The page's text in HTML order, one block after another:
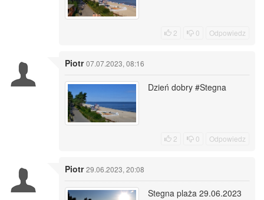
2 0 Odpowiedz
Piotr 07.07.2023, 08:16
Dzień dobry #Stegna
2 0 Odpowiedz
Piotr 29.06.2023, 20:08
Stegna plaża 29.06.2023